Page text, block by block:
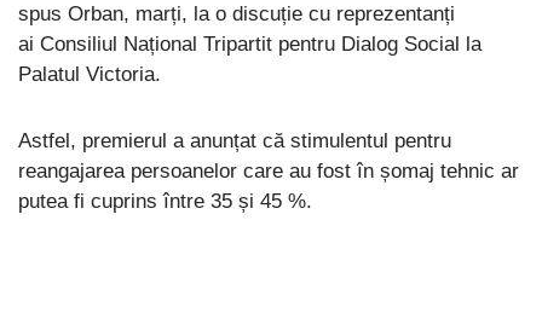
spus Orban, marți, la o discuție cu reprezentanți
ai Consiliul Național Tripartit pentru Dialog Social la
Palatul Victoria.
Astfel, premierul a anunțat că stimulentul pentru
reangajarea persoanelor care au fost în șomaj tehnic ar
putea fi cuprins între 35 și 45 %.